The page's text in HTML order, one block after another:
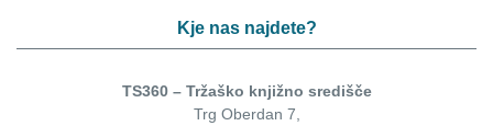
Kje nas najdete?
TS360 – Tržaško knjižno središče
Trg Oberdan 7,